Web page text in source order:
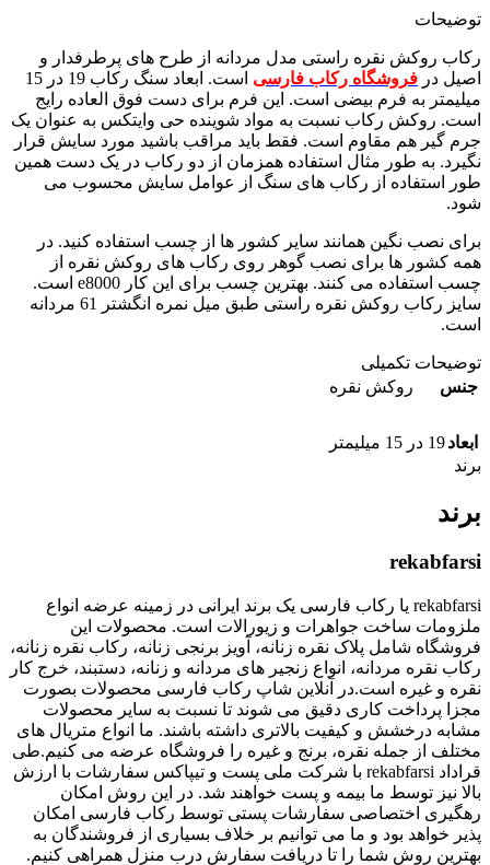
توضیحات
رکاب روکش نقره راستی مدل مردانه از طرح های پرطرفدار و
اصیل در فروشگاه رکاب فارسی
است. ابعاد سنگ رکاب 19 در 15
میلیمتر به فرم بیضی است. این فرم برای دست فوق العاده رایج
است. روکش رکاب نسبت به مواد شوینده حی وایتکس به عنوان یک
جرم گیر هم مقاوم است. فقط باید مراقب باشید مورد سایش قرار
نگیرد. به طور مثال استفاده همزمان از دو رکاب در یک دست همین
طور استفاده از رکاب های سنگ از عوامل سایش محسوب می
شود.
برای نصب نگین همانند سایر کشور ها از چسب استفاده کنید. در
همه کشور ها برای نصب گوهر روی رکاب های روکش نقره از
چسب استفاده می کنند. بهترین چسب برای این کار e8000 است.
سایز رکاب روکش نقره راستی طبق میل نمره انگشتر 61 مردانه
است.
توضیحات تکمیلی
جنس
روکش نقره
ابعاد19 در 15 میلیمتر
برند
برند
rekabfarsi
rekabfarsi یا رکاب فارسی یک برند ایرانی در زمینه عرضه انواع
ملزومات ساخت جواهرات و زیورالات است. محصولات این
فروشگاه شامل پلاک نقره زنانه، آویز برنجی زنانه، رکاب نقره زنانه،
رکاب نقره مردانه، انواع زنجیر های مردانه و زنانه، دستبند، خرج کار
نقره و غیره است.در آنلاین شاپ رکاب فارسی محصولات بصورت
مجزا پرداخت کاری دقیق می شوند تا نسبت به سایر محصولات
مشابه درخشش و کیفیت بالاتری داشته باشند. ما انواع متریال های
مختلف از جمله نقره، برنج و غیره را فروشگاه عرضه می کنیم.طی
قراداد rekabfarsi با شرکت ملی پست و تیپاکس سفارشات با ارزش
بالا نیز توسط ما بیمه و پست خواهند شد. در این روش امکان
رهگیری اختصاصی سفارشات پستی توسط رکاب فارسی امکان
پذیر خواهد بود و ما می توانیم بر خلاف بسیاری از فروشندگان به
بهترین روش شما را تا دریافت سفارش درب منزل همراهی کنیم.